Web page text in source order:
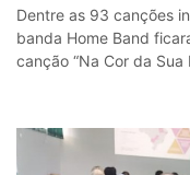
Dentre as 93 canções
banda Home Band
canção “Na Cor da Sua